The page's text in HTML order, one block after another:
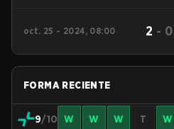
oct. 25 - 2024, 08:00 2 - 0
FORMA RECIENTE
9/10 W W W T W